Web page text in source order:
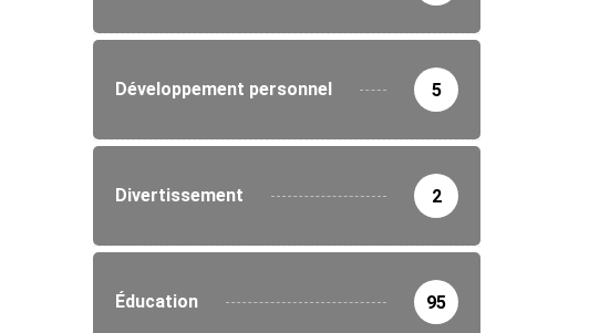
08/05/2025
Développement personnel 5
Divertissement 2
Éducation 95